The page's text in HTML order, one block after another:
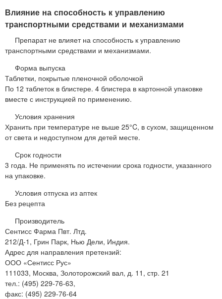
Влияние на способность к управлению
транспортными средствами и механизмами
Препарат не влияет на способность к управлению
транспортными средствами и механизмами.
Форма выпуска
Таблетки, покрытые пленочной оболочкой
По 12 таблеток в блистере. 4 блистера в картонной упаковке
вместе с инструкцией по применению.
Условия хранения
Хранить при температуре не выше 25°C, в сухом, защищенном
от света и недоступном для детей месте.
Срок годности
3 года. Не применять по истечении срока годности, указанного
на упаковке.
Условия отпуска из аптек
Без рецепта
Производитель
Сентисс Фарма Пвт. Лтд.
212/Д-1, Грин Парк, Нью Дели, Индия.
Адрес для направления претензий:
ООО «Сентисс Рус»
111033, Москва, Золоторожский вал, д. 11, стр. 21
тел.: (495) 229-76-63,
факс: (495) 229-76-64